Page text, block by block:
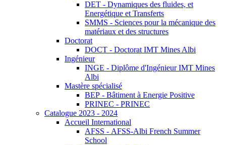
DET - Dynamiques des fluides, et
Energétique et Transferts
SMMS - Sciences pour la mécanique des
matériaux et des structures
Doctorat
DOCT - Doctorat IMT Mines Albi
Ingénieur
INGE - Diplôme d'Ingénieur IMT Mines
Albi
Mastère spécialisé
BEP - Bâtiment à Energie Positive
PRINEC - PRINEC
Catalogue 2023 - 2024
Accueil International
AFSS - AFSS-Albi French Summer
School